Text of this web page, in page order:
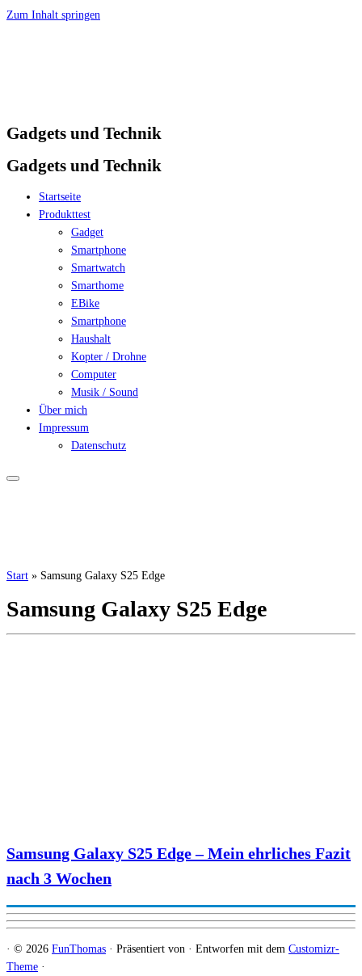
Zum Inhalt springen
Gadgets und Technik
Gadgets und Technik
Startseite
Produkttest
Gadget
Smartphone
Smartwatch
Smarthome
EBike
Smartphone
Haushalt
Kopter / Drohne
Computer
Musik / Sound
Über mich
Impressum
Datenschutz
Start » Samsung Galaxy S25 Edge
Samsung Galaxy S25 Edge
Samsung Galaxy S25 Edge – Mein ehrliches Fazit
nach 3 Wochen
· © 2026 FunThomas · Präsentiert von · Entworfen mit dem Customizr-
Theme ·